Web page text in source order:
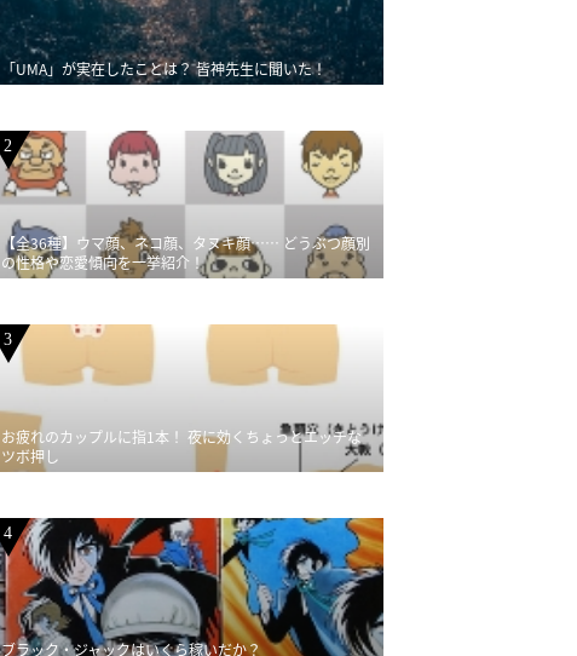
「UMA」が実在したことは？ 皆神先生に聞いた！
2
【全36種】ウマ顔、ネコ顔、タヌキ顔…… どうぶつ顔別
の性格や恋愛傾向を一挙紹介！
3
お疲れのカップルに指1本！ 夜に効くちょっとエッチな
ツボ押し
4
ブラック・ジャックはいくら稼いだか？